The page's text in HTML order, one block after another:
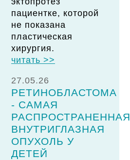
пациентке, которой
не показана
пластическая
хирургия.
читать >>
27.05.26
РЕТИНОБЛАСТОМА
- САМАЯ
РАСПРОСТРАНЕННАЯ
ВНУТРИГЛАЗНАЯ
ОПУХОЛЬ У
ДЕТЕЙ